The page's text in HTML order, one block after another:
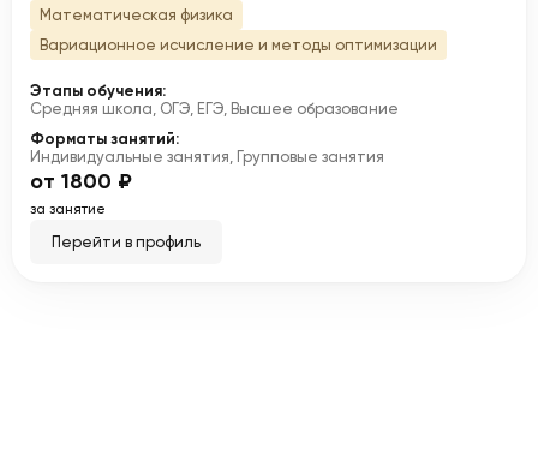
Математическая физика
Вариационное исчисление и методы оптимизации
Этапы обучения:
Средняя школа, ОГЭ, ЕГЭ, Высшее образование
Форматы занятий:
Индивидуальные занятия, Групповые занятия
от 1800 ₽
за занятие
Перейти в профиль